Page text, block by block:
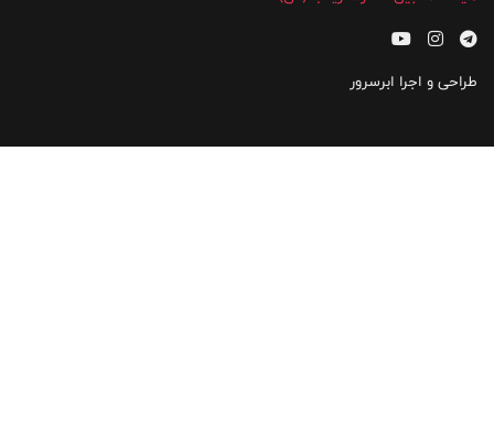
طراحی و اجرا ابرسرور